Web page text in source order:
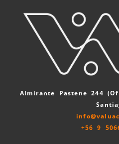
Almirante Pastene 244
+56 9